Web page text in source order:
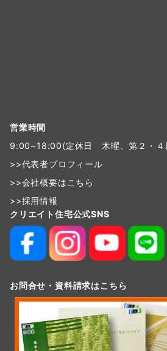
営業時間
9:00~18:00(定休日 木曜、第２・４
>>代表者プロフィール
>>会社概要はこちら
>>採用情報
クリエイト住宅公式SNS
お問合せ・資料請求はこちら